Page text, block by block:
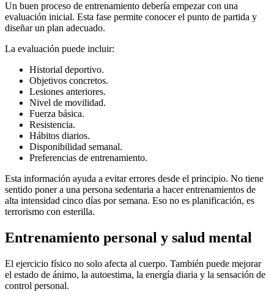
Un buen proceso de entrenamiento debería empezar con una
evaluación inicial. Esta fase permite conocer el punto de partida y
diseñar un plan adecuado.
La evaluación puede incluir:
Historial deportivo.
Objetivos concretos.
Lesiones anteriores.
Nivel de movilidad.
Fuerza básica.
Resistencia.
Hábitos diarios.
Disponibilidad semanal.
Preferencias de entrenamiento.
Esta información ayuda a evitar errores desde el principio. No tiene
sentido poner a una persona sedentaria a hacer entrenamientos de
alta intensidad cinco días por semana. Eso no es planificación, es
terrorismo con esterilla.
Entrenamiento personal y salud mental
El ejercicio físico no solo afecta al cuerpo. También puede mejorar
el estado de ánimo, la autoestima, la energía diaria y la sensación de
control personal.